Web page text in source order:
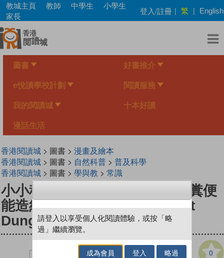
Skip
main
content
教城主頁 教師 中學生
小學生
家長
登入/註冊 | 繁 | English
圖書 好書推介
e悅讀學校計劃 閱讀服務
我的閱讀城 十本好讀
漫話生活
香港閱讀城> 圖書 > 漫畫及繪本
香港閱讀城> 圖書 > 自然科普> 普及科學
香港閱讀城> 圖書 > 學與教 > 常識
小小科學家（第三级）#3 大象糞便
能造紙？Paper from Elephant
Dung?
0
請登入以享受個人化閱讀體驗，或按「略
過」繼續瀏覽。
成為會員 登入 略過